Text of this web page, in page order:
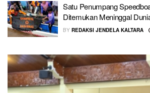
Satu Penumpang
Ditemukan Meninggal
BY REDAKSI JENDELA KALTARA